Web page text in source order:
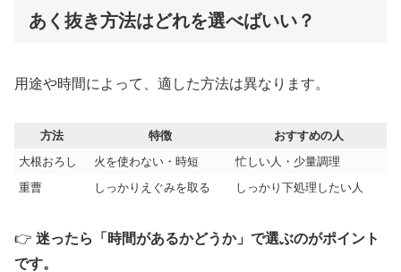
あく抜き方法はどれを選べばいい？
用途や時間によって、適した方法は異なります。
方法 特徴
おすすめの人
大根おろし
火を使わない・時短
忙しい人・少量調理
重曹
しっかりえぐみを取る しっかり下処理したい人
👉 迷ったら「時間があるかどうか」で選ぶのがポイント
です。